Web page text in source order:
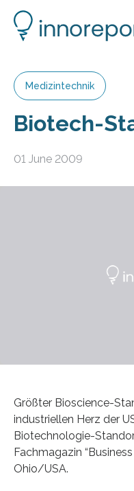
Medizintechnik
Biotech-
01 June 2009
Größter Bioscience-
industriellen Herz der
Biotechnologie-
Fachmagazin
Ohio/USA.